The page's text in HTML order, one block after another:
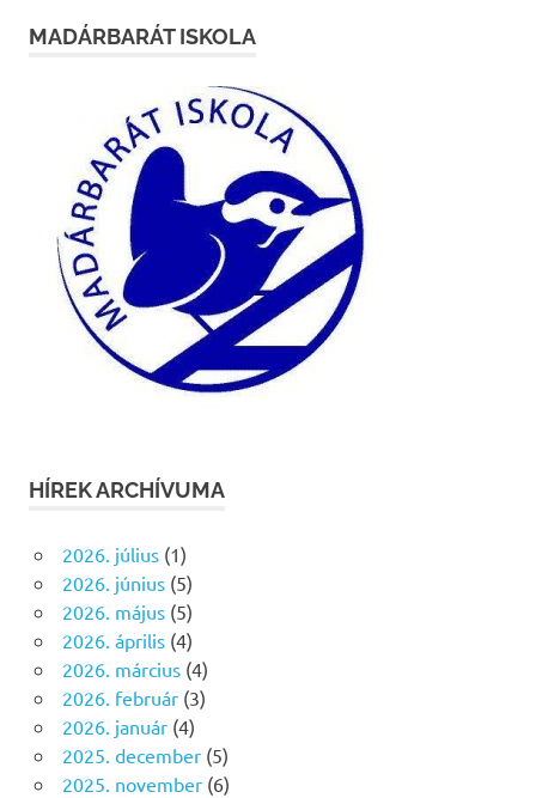
MADÁRBARÁT ISKOLA
HÍREK ARCHÍVUMA
2026. július(1)
2026. június(5)
2026. május(5)
2026. április(4)
2026. március(4)
2026. február(3)
2026. január(4)
2025. december(5)
2025. november(6)